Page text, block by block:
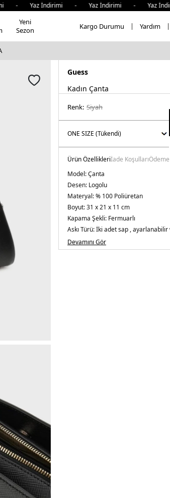
Yaz İndirimi - Yaz İndirimi -
Yeni
Sezon
Kargo Durumu Yardım
Guess
Kadın Çanta
Renk: si̇yah
Ürün Özellikleriİade Koşulları
Model:Çanta
Desen: Logolu
Materyal:% 100 Poliüretan
Boyut:31 x 21 x 11 cm
Kapama Şekli: Fermuarlı
Askı Türü:İki adet sap , ayarlanabilir
Menşei:Burma
5DE2HWZG9672070BLA.07
Devamını Gör